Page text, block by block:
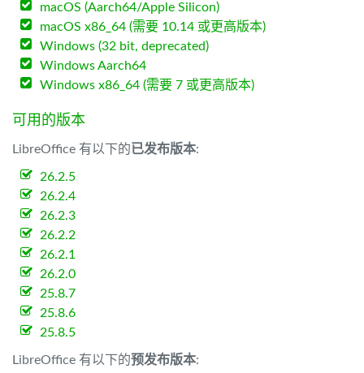
macOS (Aarch64/Apple Silicon)
macOS x86_64 (需要 10.14 或更高版本)
Windows (32 bit, deprecated)
Windows Aarch64
Windows x86_64 (需要 7 或更高版本)
可用的版本
LibreOffice 有以下的已发布版本:
26.2.5
26.2.4
26.2.3
26.2.2
26.2.1
26.2.0
25.8.7
25.8.6
25.8.5
LibreOffice 有以下的预发布版本: